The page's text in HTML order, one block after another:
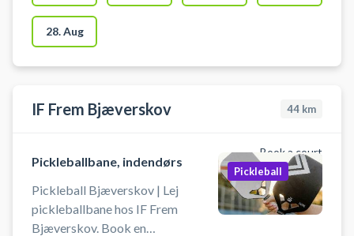
Højelsevej 1B, 4632 Lille
Skensved.
28. Aug
IF Frem Bjæverskov 44 km
Book a court
Pickleballbane, indendørs
Pickleball Bjæverskov | Lej
pickleballbane hos IF Frem
Bjæverskov. Book en
Pickleball